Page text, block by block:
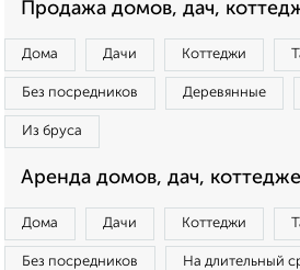
Продажа домов, дач,
Дома Дачи Коттеджи
Без посредников Деревянные
Из бруса
Аренда домов, дач,
Дома Дачи Коттеджи
Без посредников На длительный